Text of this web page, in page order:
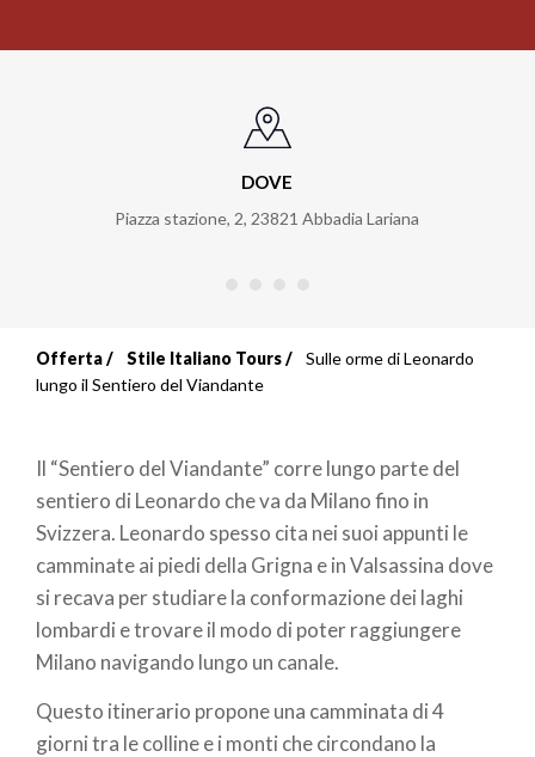
DOVE
Piazza stazione, 2, 23821 Abbadia Lariana
Briciole
pane
Offerta Stile Italiano Tours
Sulle orme di Leonardo
lungo il Sentiero del Viandante
Il “Sentiero del Viandante” corre lungo parte del
sentiero di Leonardo che va da Milano fino in
Svizzera. Leonardo spesso cita nei suoi appunti le
camminate ai piedi della Grigna e in Valsassina dove
si recava per studiare la conformazione dei laghi
lombardi e trovare il modo di poter raggiungere
Milano navigando lungo un canale.
Questo itinerario propone una camminata di 4
giorni tra le colline e i monti che circondano la